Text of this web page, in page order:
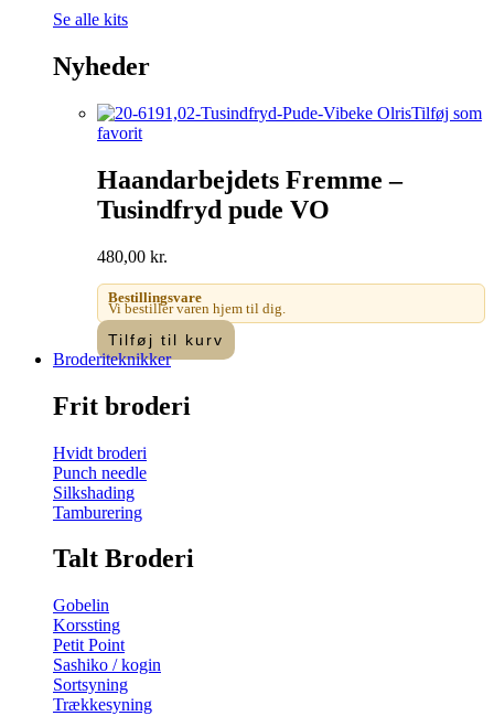
Se alle kits
Nyheder
Tilføj som
favorit
Haandarbejdets Fremme –
Tusindfryd pude VO
480,00 kr.
Bestillingsvare
Vi bestiller varen hjem til dig.
Tilføj til kurv
Broderiteknikker
Frit broderi
Hvidt broderi
Punch needle
Silkshading
Tamburering
Talt Broderi
Gobelin
Korssting
Petit Point
Sashiko / kogin
Sortsyning
Trækkesyning